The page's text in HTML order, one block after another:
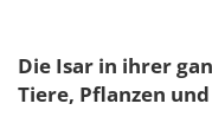
Die Isar in ihrer
Tiere, Pflanzen